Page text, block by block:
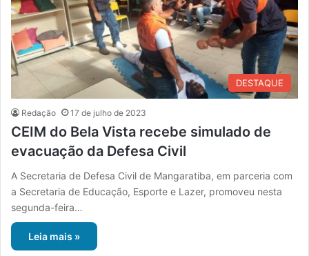
DESTAQUE
Redação 17 de julho de 2023
CEIM do Bela Vista recebe simulado de
evacuação da Defesa Civil
A Secretaria de Defesa Civil de Mangaratiba, em parceria com
a Secretaria de Educação, Esporte e Lazer, promoveu nesta
segunda-feira…
Leia mais »